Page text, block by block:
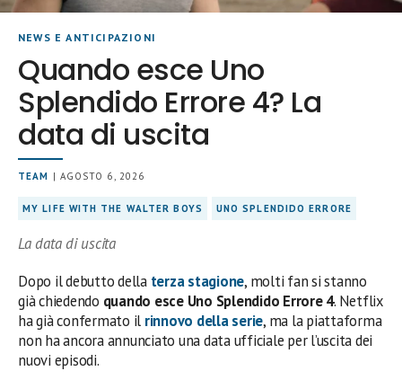
NEWS E ANTICIPAZIONI
Quando esce Uno
Splendido Errore 4? La
data di uscita
TEAM | AGOSTO 6, 2026
MY LIFE WITH THE WALTER BOYS UNO SPLENDIDO ERRORE
La data di uscita
Dopo il debutto della terza stagione, molti fan si stanno
già chiedendo quando esce Uno Splendido Errore 4. Netflix
ha già confermato il rinnovo della serie, ma la piattaforma
non ha ancora annunciato una data ufficiale per l’uscita dei
nuovi episodi.